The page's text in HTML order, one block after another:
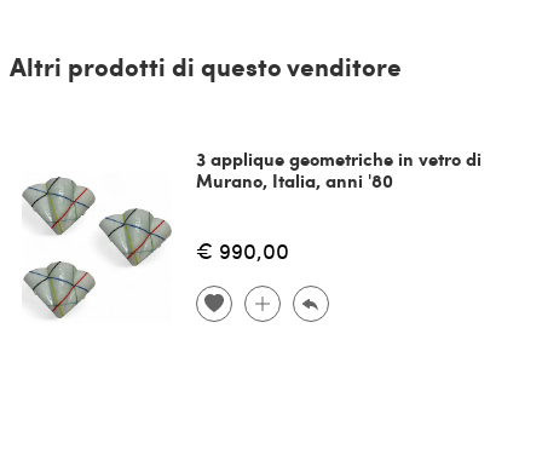
Altri prodotti di questo venditore
3 applique geometriche in vetro di
Murano, Italia, anni '80
€ 990,00